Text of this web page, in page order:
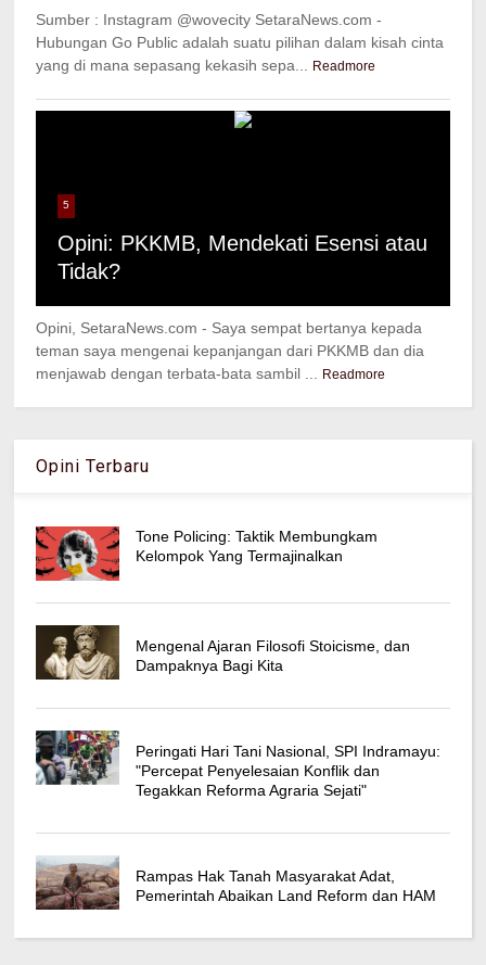
Sumber : Instagram @wovecity SetaraNews.com -
Hubungan Go Public adalah suatu pilihan dalam kisah cinta
yang di mana sepasang kekasih sepa...
Readmore
5
Opini: PKKMB, Mendekati Esensi atau
Tidak?
Opini, SetaraNews.com - Saya sempat bertanya kepada
teman saya mengenai kepanjangan dari PKKMB dan dia
menjawab dengan terbata-bata sambil ...
Readmore
Opini Terbaru
Tone Policing: Taktik Membungkam
Kelompok Yang Termajinalkan
Mengenal Ajaran Filosofi Stoicisme, dan
Dampaknya Bagi Kita
Peringati Hari Tani Nasional, SPI Indramayu:
"Percepat Penyelesaian Konflik dan
Tegakkan Reforma Agraria Sejati"
Rampas Hak Tanah Masyarakat Adat,
Pemerintah Abaikan Land Reform dan HAM